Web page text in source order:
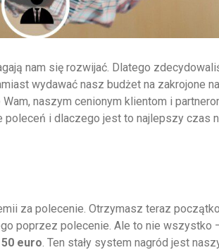
nam się rozwijać. Dlatego
wydawać nasz budżet na zakrojone
naszym cenionym klientom i
i dlaczego jest to najlepszy czas
za polecenie. Otrzymasz teraz
poprzez polecenie. Ale to nie wszystko
50 euro . Ten stały system nagród jest